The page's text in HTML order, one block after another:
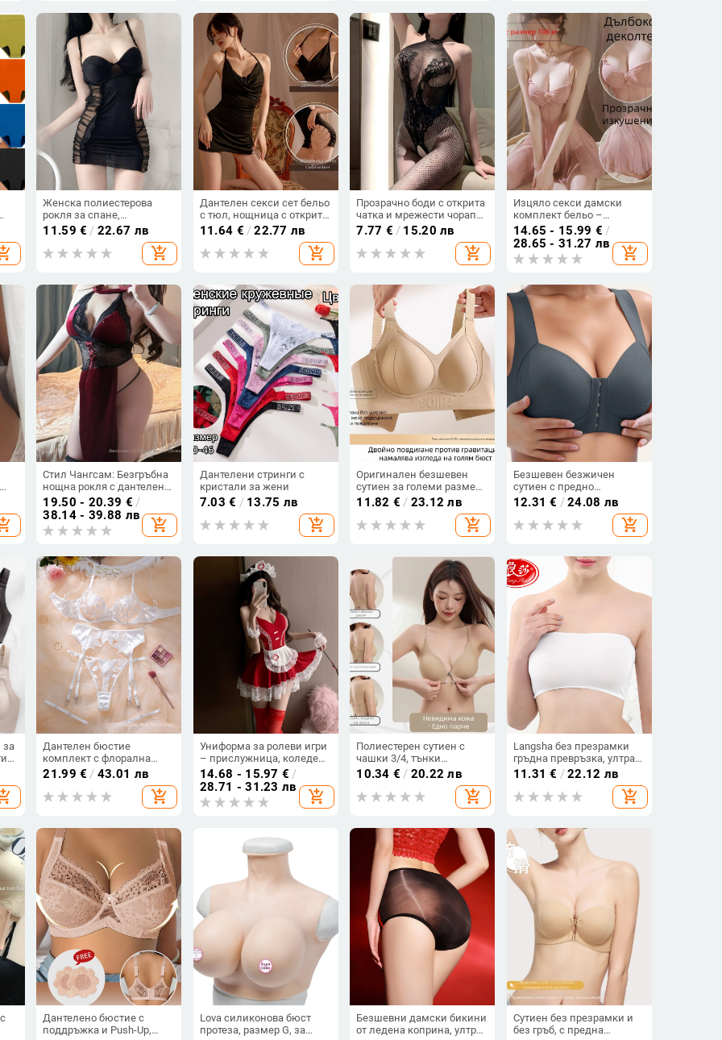
Женска полиестерова
рокля за спане,
съдържание полиестер
80–90%, пролет 2025
11.59 € / 22.67 лв
add_shopping_cart
Дантелен секси сет бельо
с тюл, нощница с открит
гръб и цепка, полиестер,
за жени, модел
21639811373
11.64 € /22.77 лв
add_shopping_cart
Прозрачно боди с открита
чатка и мрежести чорапи
– полиестър, бельо за
игра на роли
7.77 € / 15.20 лв
add_shopping_cart
Изцяло секси дамски
комплект бельо –
мрежесто прозрачно
облекло без презрамки,
613
14.65 - 15.99 € /
28.65 - 31.27 лв
add_shopping_cart
Стил Чангсам: Безгръбна
нощна рокля с дантелена
кант и флорална шарка –
полиестрова дамска
нощна рокля бельо
19.50 - 20.39 € /
38.14 - 39.88 лв
add_shopping_cart
Дантелени стринги с
кристали за жени
7.03 € / 13.75 лв
add_shopping_cart
Оригинален безшевен
сутиен за големи размери
– тънък материал, мека
опора, оформя бюста и
предотвратява увисване
11.82 € / 23.12 лв
add_shopping_cart
Безшевен безжичен
сутиен с предно
закопчаване, чашка 3/4,
12.31 € /24.08 лв
add_shopping_cart
за
Дантелен бюстие
комплект с флорална
бродерия, метален
пръстен, чашки 3/4, тънко
оформени чашки, задно
закопчаване с три реда,
презрамки
21.99 € / 43.01 лв
add_shopping_cart
Униформа за ролеви игри
– прислужница, коледен
стил, пола с презрамки,
полиестер
14.68 - 15.97 € /
28.71 - 31.23 лв
add_shopping_cart
Полиестерен сутиен с
чашки 3/4, тънки
формовани чашки,
предно закопчаване,
подвижни двойни
презрамки, дишащ и без
гръб
10.34 € / 20.22 лв
add_shopping_cart
Langsha без презрамки
гръдна превръзка, ултра
тънки чашки, стил корсет,
вискоза 90–95%, медно-
амонячно влакно
11.31 € /22.12 лв
add_shopping_cart
Дантелено бюстие с
поддръжка и Push-Up,
Lova силиконова бюст
протеза, размер G, за
Безшевни дамски бикини
от ледена коприна, ултра
Сутиен без презрамки и
без гръб, с предна